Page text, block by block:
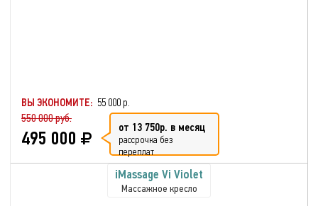
ВЫ ЭКОНОМИТЕ: 55 000 р.
550 000 руб.
495 000 от 13 750р. в месяц
рассрочка без
переплат
iMassage Vi Violet
Массажное кресло